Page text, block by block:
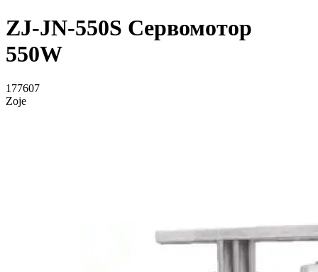
ZJ-JN-550S Сервомотор
550W
177607
Zoje